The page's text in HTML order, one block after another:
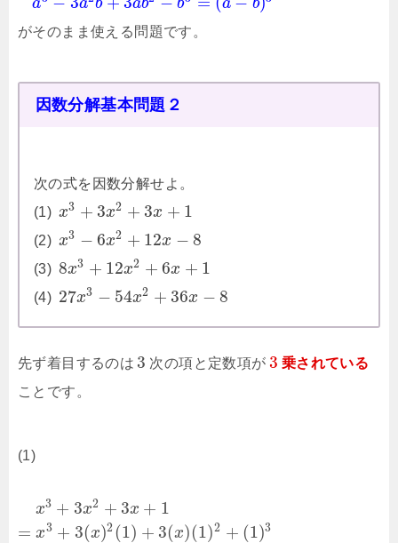
がそのまま使える問題です。
因数分解基本問題２
次の式を因数分解せよ。
(1) x3 + 3x2 + 3x + 1
(2) x3 − 6x2 + 12x − 8
(3) 8x3 + 12x2 + 6x + 1
(4) 27x3 − 54x2 + 36x − 8
先ず着目するのは 3 次の項と定数項が 3 乗されている
ことです。
(1)
x3 + 3x2 + 3x + 1
= x3 + 3(x)2 (1) + 3(x)(1)2 + (1)3